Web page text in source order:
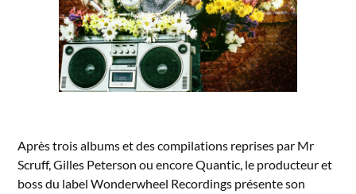
Après trois albums et des compilations reprises par Mr
Scruff, Gilles Peterson ou encore Quantic, le producteur et
boss du label Wonderwheel Recordings présente son